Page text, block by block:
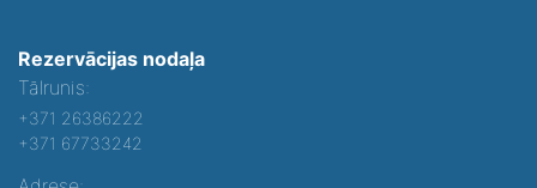
Rezervācijas nodaļa
Tālrunis:
+371 26386222
+371 67733242